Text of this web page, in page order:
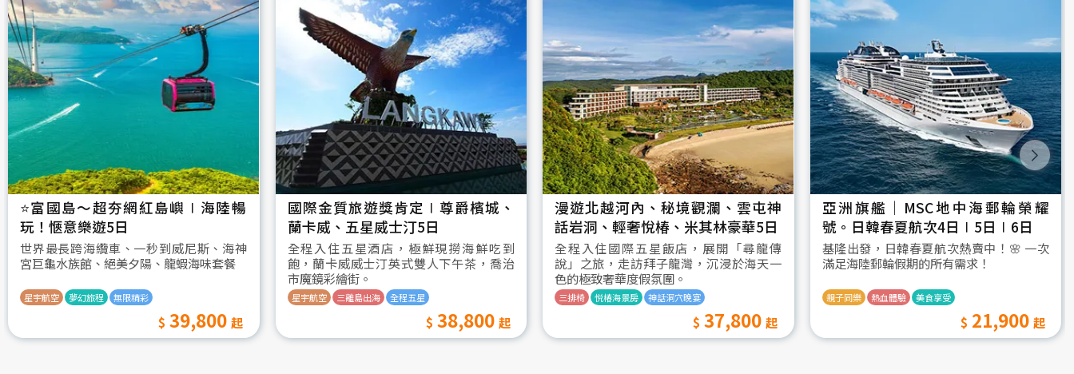
⭐️富國島～超夯網紅島嶼∣海陸暢
玩！愜意樂遊5日
世界最長跨海纜車、一秒到威尼斯、海神
宮巨龜水族館、絕美夕陽、龍蝦海味套餐
星宇航空 夢幻旅程 無限精彩
39,800
國際金質旅遊獎肯定∣尊爵檳城、
蘭卡威、五星威士汀5日
全程入住五星酒店，極鮮現撈海鮮吃到
飽，蘭卡威威士汀英式雙人下午茶，喬治
市魔鏡彩繪街。
星宇航空 三離島出海 全程五星
38,800
漫遊北越河內、秘境觀瀾、雲屯神
話岩洞、輕奢悅椿、米其林豪華5日
全程入住國際五星飯店，展開「尋龍傳
說」之旅，走訪拜子龍灣，沉浸於海天一
色的極致奢華度假氛圍。
三排椅 悦椿海景房 神話洞穴晚宴
37,800
亞洲旗艦｜MSC地中海郵輪榮耀
號。日韓春夏航次4日∣5日∣6日
基隆出發，日韓春夏航次熱賣中！🌸 一次
滿足海陸郵輪假期的所有需求！
親子同樂 熱血體驗 美食享受
21,900